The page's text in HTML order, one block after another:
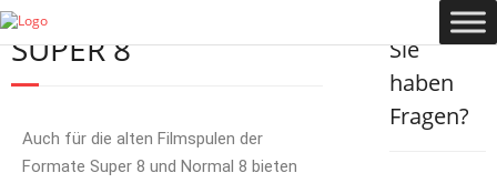
SUPER 8
Auch für die alten Filmspulen der
Formate Super 8 und Normal 8 bieten
Sie
haben
Fragen?